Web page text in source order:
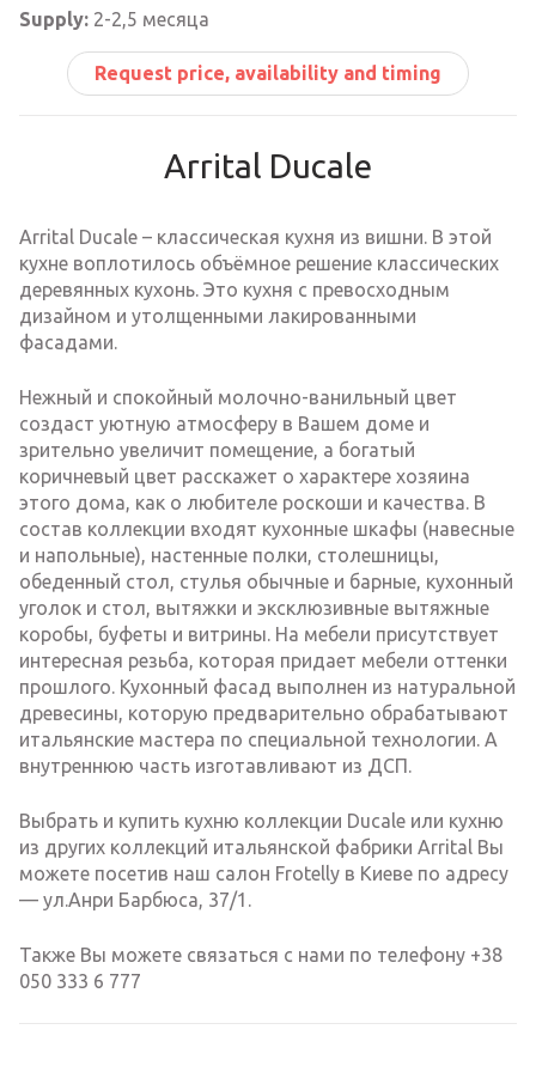
Supply: 2-2,5 месяца
Request price, availability and timing
Arrital Ducale
Arrital Ducale – классическая кухня из вишни. В этой
кухне воплотилось объёмное решение классических
деревянных кухонь. Это кухня с превосходным
дизайном и утолщенными лакированными
фасадами.
Нежный и спокойный молочно-ванильный цвет
создаст уютную атмосферу в Вашем доме и
зрительно увеличит помещение, а богатый
коричневый цвет расскажет о характере хозяина
этого дома, как о любителе роскоши и качества. В
состав коллекции входят кухонные шкафы (навесные
и напольные), настенные полки, столешницы,
обеденный стол, стулья обычные и барные, кухонный
уголок и стол, вытяжки и эксклюзивные вытяжные
коробы, буфеты и витрины. На мебели присутствует
интересная резьба, которая придает мебели оттенки
прошлого. Кухонный фасад выполнен из натуральной
древесины, которую предварительно обрабатывают
итальянские мастера по специальной технологии. А
внутреннюю часть изготавливают из ДСП.
Выбрать и купить кухню коллекции Ducale или кухню
из других коллекций итальянской фабрики Arrital Вы
можете посетив наш салон Frotelly в Киеве по адресу
— ул.Анри Барбюса, 37/1.
Также Вы можете связаться с нами по телефону +38
050 333 6 777